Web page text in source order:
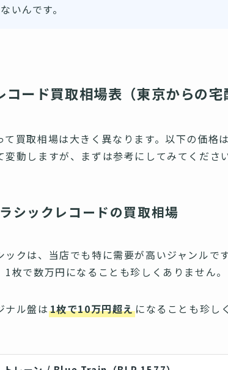
いんです。
コード買取相場表（東京からの宅
て買取相場は大きく異なります。以下の価格
変動しますが、まずは参考にしてみてください
シックレコードの買取相場
ックは、当店でも特に需要が高いジャンルで
1枚で数万円になることも珍しくありません。
ナル盤は1枚で10万円超えになることも珍し